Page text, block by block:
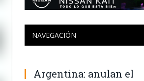
NAVEGACIÓN
Argentina: anulan el